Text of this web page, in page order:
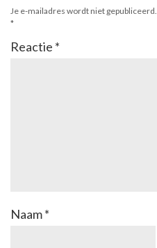
Je e-mailadres wordt niet gepubliceerd.
*
Reactie *
Naam*